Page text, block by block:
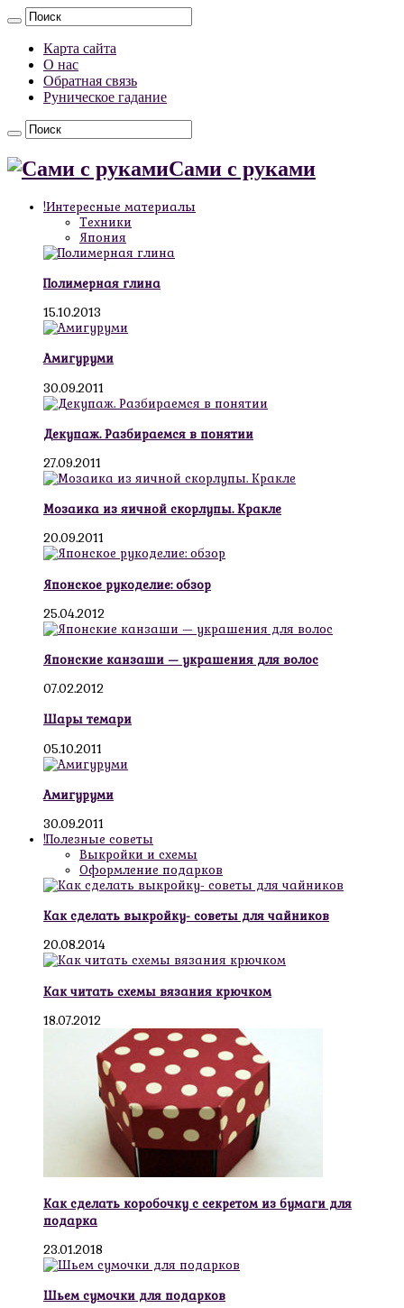
Карта сайта
О нас
Обратная связь
Руническое гадание
Сами с руками
!Интересные материалы
Техники
Япония
Полимерная глина
15.10.2013
Амигуруми
30.09.2011
Декупаж. Разбираемся в понятии
27.09.2011
Мозаика из яичной скорлупы. Кракле
20.09.2011
Японское рукоделие: обзор
25.04.2012
Японские канзаши — украшения для волос
07.02.2012
Шары темари
05.10.2011
Амигуруми
30.09.2011
!Полезные советы
Выкройки и схемы
Оформление подарков
Как сделать выкройку- советы для чайников
20.08.2014
Как читать схемы вязания крючком
18.07.2012
Как сделать коробочку с секретом из бумаги для
подарка
23.01.2018
Шьем сумочки для подарков